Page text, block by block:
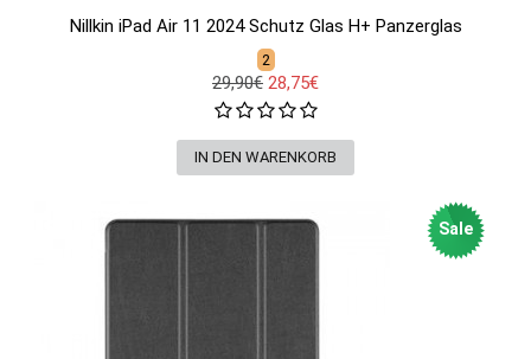
Nillkin iPad Air 11 2024 Schutz Glas H+ Panzerglas
2
29,90€ 28,75€
Sale